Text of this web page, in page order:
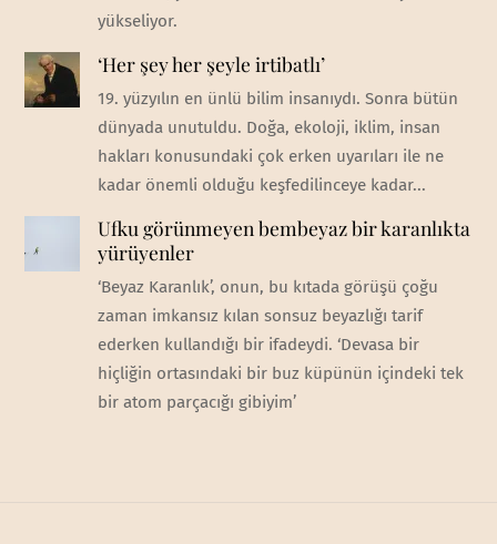
yükseliyor.
‘Her şey her şeyle irtibatlı’
19. yüzyılın en ünlü bilim insanıydı. Sonra bütün
dünyada unutuldu. Doğa, ekoloji, iklim, insan
hakları konusundaki çok erken uyarıları ile ne
kadar önemli olduğu keşfedilinceye kadar...
Ufku görünmeyen bembeyaz bir karanlıkta
yürüyenler
‘Beyaz Karanlık’, onun, bu kıtada görüşü çoğu
zaman imkansız kılan sonsuz beyazlığı tarif
ederken kullandığı bir ifadeydi. ‘Devasa bir
hiçliğin ortasındaki bir buz küpünün içindeki tek
bir atom parçacığı gibiyim’